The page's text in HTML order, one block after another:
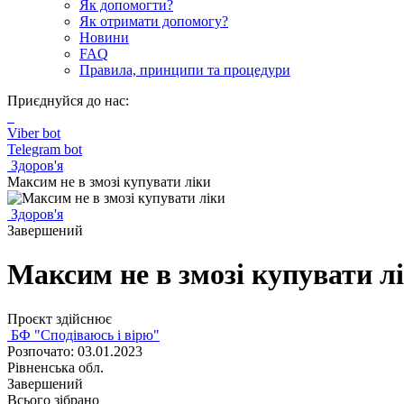
Як допомогти?
Як отримати допомогу?
Новини
FAQ
Правила, принципи та процедури
Приєднуйся до нас:
Viber bot
Telegram bot
Здоров'я
Максим не в змозі купувати ліки
Здоров'я
Завершений
Максим не в змозі купувати
Проєкт здійснює
БФ "Сподіваюсь і вірю"
Розпочато: 03.01.2023
Рівненська обл.
Завершений
Всього зібрано